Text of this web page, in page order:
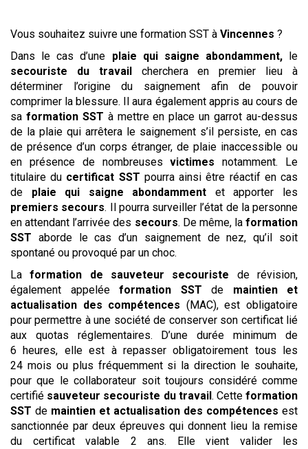
Vous souhaitez suivre une formation SST à Vincennes ?
Dans le cas d’une plaie qui saigne abondamment,le
secouriste du travail cherchera en premier lieu à
déterminer l’origine du saignement afin de pouvoir
comprimer la blessure. Il aura également appris au cours de
sa formation SST à mettre en place un garrot au-dessus
de la plaie qui arrêtera le saignement s’il persiste, en cas
de présence d’un corps étranger, de plaie inaccessible ou
en présence de nombreusesvictimes notamment. Le
titulaire du certificat SST pourra ainsi être réactif en cas
de plaie qui saigne abondamment et apporter les
premiers secours. Il pourra surveiller l’état de la personne
en attendant l’arrivée des secours. De même, la formation
SST aborde le cas d’un saignement de nez, qu’il soit
spontané ou provoqué par un choc.
Laformation de sauveteur secouriste de révision,
également appelée formation SST de maintien et
actualisation des compétences (MAC), est obligatoire
pour permettre à une société de conserver son certificat lié
aux quotas réglementaires. D’une durée minimum de
6 heures, elle est à repasser obligatoirement tous les
24 mois ou plus fréquemment si la direction le souhaite,
pour que le collaborateur soit toujours considéré comme
certifié sauveteur secouriste du travail . Cetteformation
SST de maintien et actualisation des compétences est
sanctionnée par deux épreuves qui donnent lieu la remise
du certificat valable 2 ans. Elle vient valider les